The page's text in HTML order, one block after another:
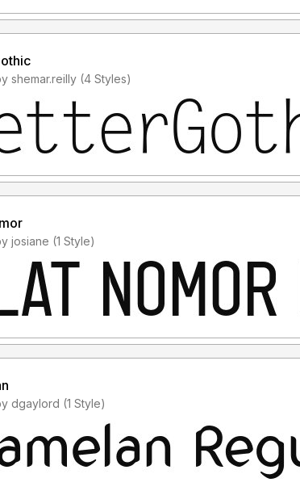
font ini dengan lisensi "Personal Use" untuk
Lisensi apa yang akan anda perlukan, silahkan
Added by shemar.reilly (4 Styles)
Added by josiane (1 Style)
Added by dgaylord (1 Style)